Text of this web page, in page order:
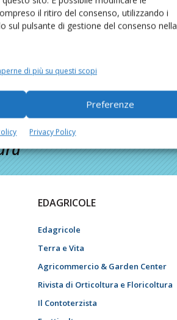
il ritiro del consenso, utilizzando i
sul pulsante di gestione del consenso nella
di più su questi scopi
Preferenze
Privacy Policy
EDAGRICOLE
Edagricole
Terra e Vita
Agricommercio & Garden Center
Rivista di Orticoltura e Floricoltura
Il Contoterzista